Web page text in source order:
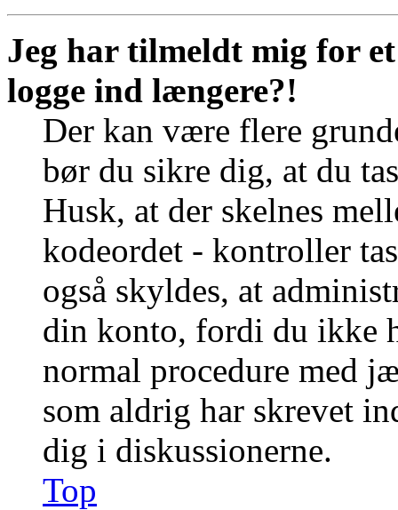
Jeg har tilmeldt mig for
logge ind længere?!
Der kan være flere
bør du sikre dig, at du
Husk, at der skelnes
kodeordet - kontroller
også skyldes, at
din konto, fordi du ikke
normal procedure med
som aldrig har skrevet
dig i diskussionerne.
Top